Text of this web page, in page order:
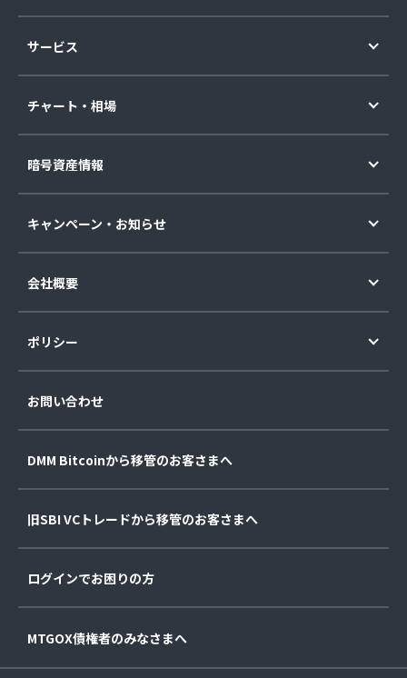
サービス
チャート・相場
暗号資産情報
キャンペーン・お知らせ
会社概要
ポリシー
お問い合わせ
DMM Bitcoinから移管のお客さまへ
旧SBI VCトレードから移管のお客さまへ
ログインでお困りの方
MTGOX債権者のみなさまへ